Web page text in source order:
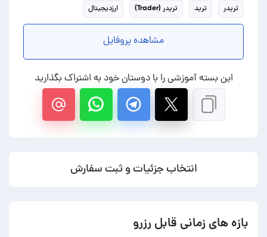
تریدر ترید تریدر (Trader) ارزدیجیتال
مشاهده پروفایل
این بسته آموزشی را با دوستان خود به اشتراک بگذارید
انتخاب جزئیات و ثبت سفارش
بازه های زمانی قابل رزرو